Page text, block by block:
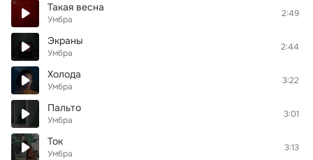
Такая весна
Умбра
2:49
Экраны
Умбра
2:44
Холода
Умбра
3:22
Пальто
Умбра
3:01
Ток
Умбра
3:13